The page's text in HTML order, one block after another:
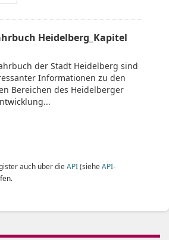
Heidelberg_Kapitel
der Stadt Heidelberg sind
Informationen zu den
Bereichen des Heidelberger
auch über die API(siehe API-